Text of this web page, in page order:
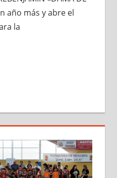
año más y abre el
la